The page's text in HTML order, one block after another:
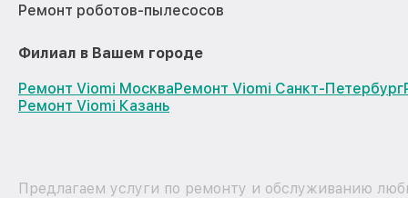
Ремонт роботов-пылесосов
Филиал в Вашем городе
Ремонт Viomi МоскваРемонт Viomi Санкт-Петербург
Ремонт Viomi Казань
Предлагаем услуги по ремонту и обслуживанию